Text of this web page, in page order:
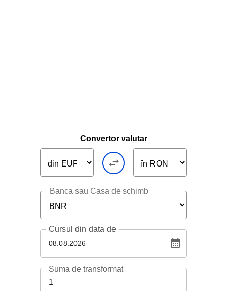
Convertor valutar
Banca sau Casa de schimb
08.08.2026
Cursuldin data de
1
Suma de transformat